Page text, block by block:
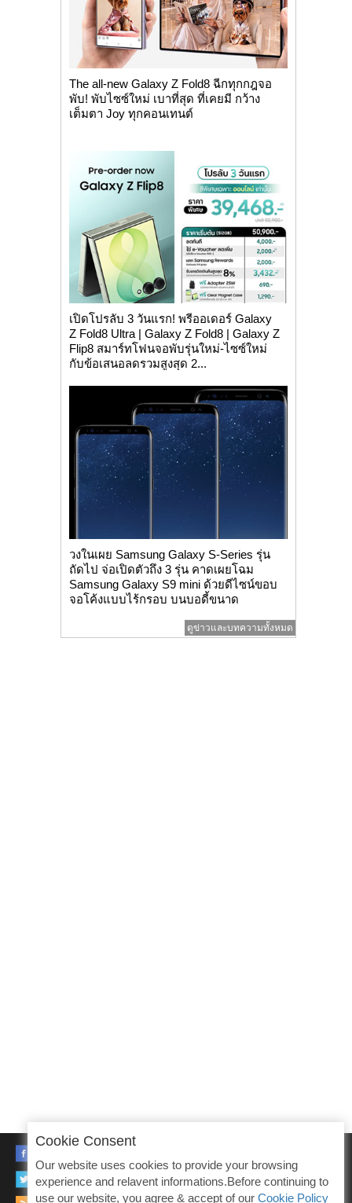
The all-new Galaxy Z Fold8 ฉีกทุกกฎจอ
พับ! พับไซซ์ใหม่ เบาที่สุด ที่เคยมี กว้าง
เต็มตา Joy ทุกคอนเทนต์
เปิดโปรลับ 3 วันแรก! พรีออเดอร์ Galaxy
Z Fold8 Ultra | Galaxy Z Fold8 | Galaxy Z
Flip8 สมาร์ทโฟนจอพับรุ่นใหม่-ไซซ์ใหม่
กับข้อเสนอลดรวมสูงสุด 2...
วงในเผย Samsung Galaxy S-Series รุ่น
ถัดไป จ่อเปิดตัวถึง 3 รุ่น คาดเผยโฉม
Samsung Galaxy S9 mini ด้วยดีไซน์ขอบ
จอโค้งแบบไร้กรอบ บนบอดี้ขนาด
ดูข่าวและบทความทั้งหมด
TWITTER
Cookie Consent
Our website uses cookies to provide your browsing
experience and relavent informations.Before continuing to
use our website, you agree & accept of our Cookie Policy